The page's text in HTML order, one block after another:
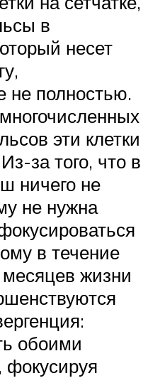
в
несет
полностью.
эти клетки
за того, что в
ничего не
не нужна
в течение
жизни
обоими
фокусируя